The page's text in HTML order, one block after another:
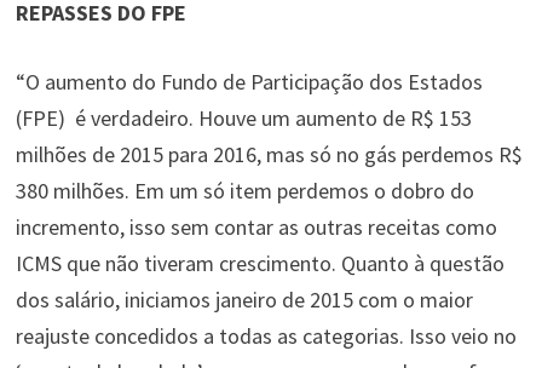
REPASSES DO FPE
“O aumento do Fundo de Participação dos Estados
(FPE) é verdadeiro. Houve um aumento de R$ 153
milhões de 2015 para 2016, mas só no gás perdemos R$
380 milhões. Em um só item perdemos o dobro do
incremento, isso sem contar as outras receitas como
ICMS que não tiveram crescimento. Quanto à questão
dos salário, iniciamos janeiro de 2015 com o maior
reajuste concedidos a todas as categorias. Isso veio no